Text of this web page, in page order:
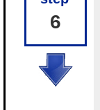
6